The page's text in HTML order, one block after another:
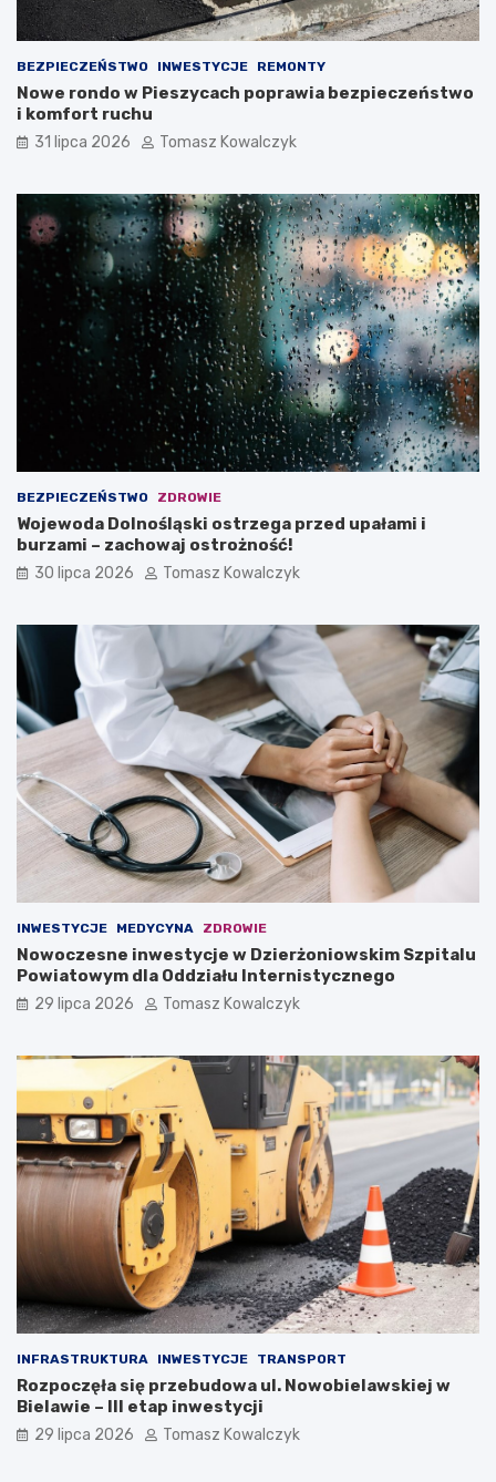
BEZPIECZEŃSTWO INWESTYCJE REMONTY
Nowe rondo w Pieszycach poprawia bezpieczeństwo
i komfort ruchu
31 lipca 2026 Tomasz Kowalczyk
BEZPIECZEŃSTWO ZDROWIE
Wojewoda Dolnośląski ostrzega przed upałami i
burzami – zachowaj ostrożność!
30 lipca 2026 Tomasz Kowalczyk
INWESTYCJE MEDYCYNA ZDROWIE
Nowoczesne inwestycje w Dzierżoniowskim Szpitalu
Powiatowym dla Oddziału Internistycznego
29 lipca 2026 Tomasz Kowalczyk
INFRASTRUKTURA INWESTYCJE TRANSPORT
Rozpoczęła się przebudowa ul. Nowobielawskiej w
Bielawie – III etap inwestycji
29 lipca 2026 Tomasz Kowalczyk